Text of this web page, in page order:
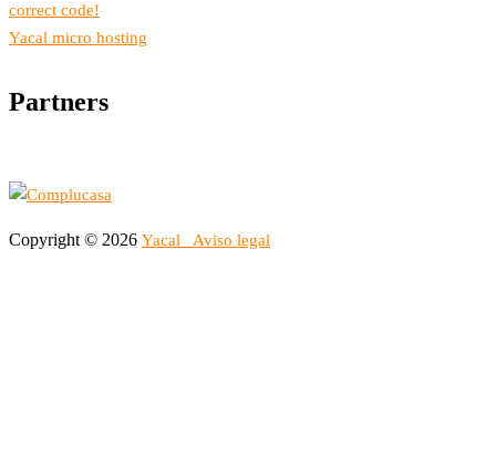
correct code!
Yacal micro hosting
Partners
Copyright © 2026 Yacal Aviso legal